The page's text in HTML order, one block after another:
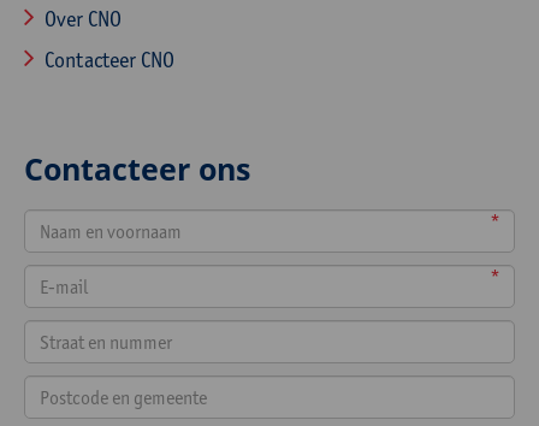
Over CNO
Contacteer CNO
Contacteer ons
*
*